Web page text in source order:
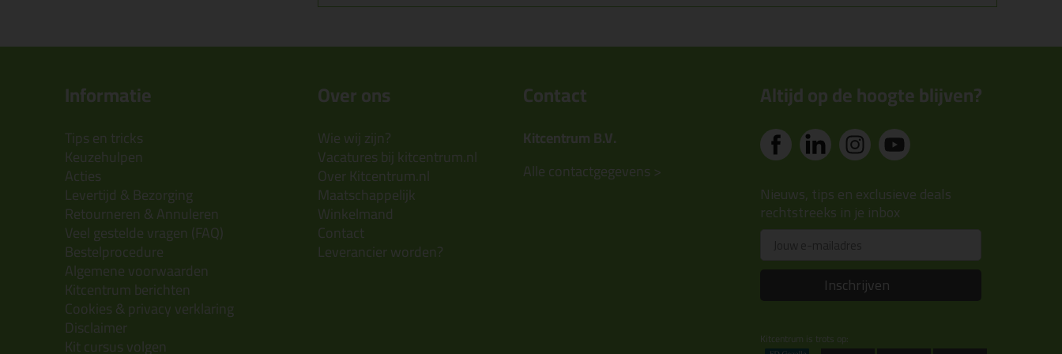
Informatie
Tips en tricks
Keuzehulpen
Acties
Levertijd & Bezorging
Retourneren & Annuleren
Veel gestelde vragen (FAQ)
Bestelprocedure
Algemene voorwaarden
Kitcentrum berichten
Cookies & privacy verklaring
Disclaimer
Kit cursus volgen
Over ons
Wie wij zijn?
Vacatures bij kitcentrum.nl
Over Kitcentrum.nl
Maatschappelijk
Winkelmand
Contact
Leverancier worden?
Contact
Kitcentrum B.V.
Alle contactgegevens >
Altijd op de hoogte blijven?
Nieuws, tips en exclusieve deals
rechtstreeks in je inbox
Inschrijven
Kitcentrum is trots op: